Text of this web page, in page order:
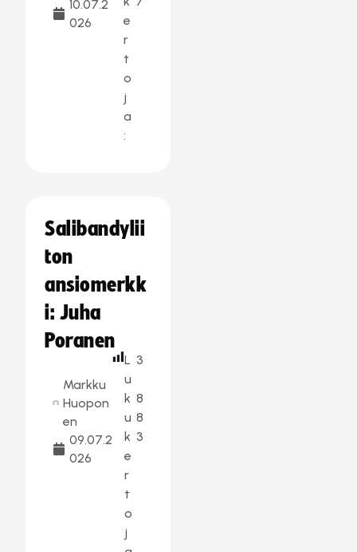
10.07.2
026
e
r
t
o
j
a
:
Salibandylii
ton
ansiomerkk
i: Juha
Poranen
Markku
Huopon
en
09.07.2
026
L
u
k
u
k
e
r
t
o
j
3
8
8
3